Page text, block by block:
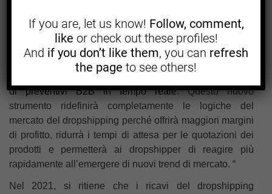
“Grazie alla nostra tecnologia di Image Recognition, ora
unica azienda sul mercato ad offrire un servizio
di preventivi B2B in tempo reale. Questo nuovo
strumento ridefinirà completamente le logiche del
mercato del dropshipping perché offrirà maggiori margini
di profitto, ridurrà i tempi di attesa per le quotazioni dei
prodotti e permetterà ai dropshipper di reagire più
rapidamente all’emergere di nuovi trend di mercato. “
Nel 2021, si ritiene che i ricavi del dropshipping
If you are, let us know! Follow, comment,
like or check out these profiles!
And if you don’t like them, you can refresh
the page to see others!